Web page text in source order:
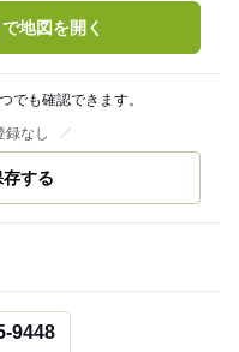
地図を開く
でも確認できます。
録なし
する
9448